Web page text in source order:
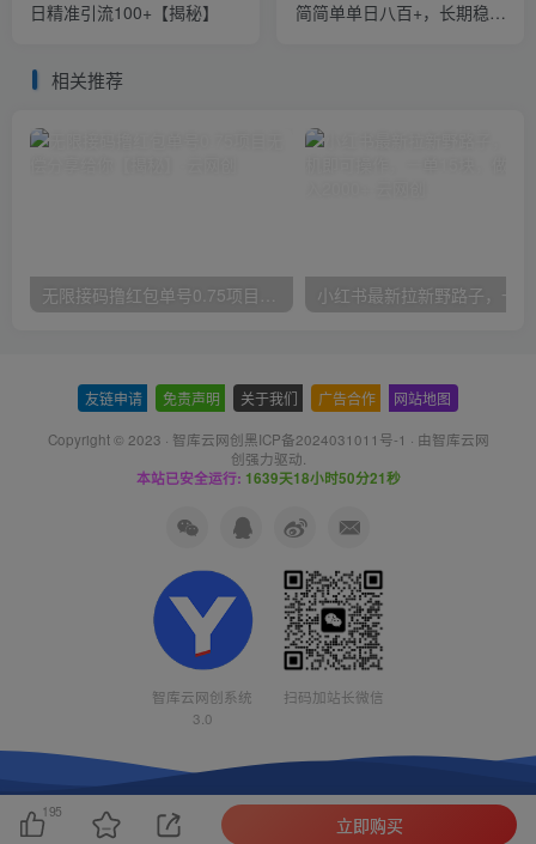
日精准引流100+【揭秘】
简简单单日八百+，长期稳定
相关推荐
无限接码撸红包单号0.75项目无偿分享给你【揭秘】
友链申请 免责声明 关于我们 广告合作 网站地图
Copyright © 2023 · 智库云网创黑ICP备2024031011号-1 · 由智库云网
创强力驱动.
本站已安全运行: 1639天18小时50分21秒
智库云网创系统
3.0
扫码加站长微信
195
立即购买